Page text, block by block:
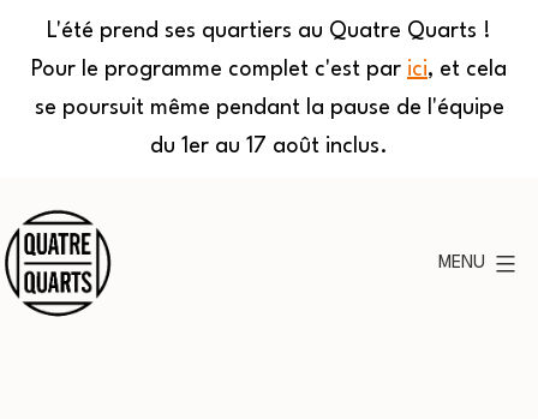
L'été prend ses quartiers au Quatre Quarts !
Pour le programme complet c'est par ici, et cela
se poursuit même pendant la pause de l'équipe
du 1er au 17 août inclus.
au
contenu
MENU